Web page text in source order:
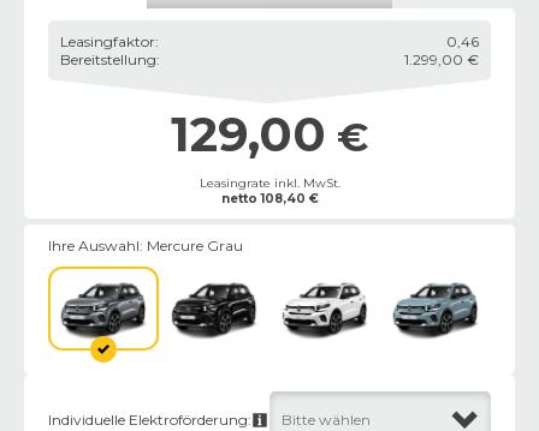
Leasingfaktor:
0,46
Bereitstellung: 1.299,00 €
129,00 €
Leasingrate inkl. MwSt.
netto108,40 €
Ihre Auswahl: Mercure Grau
Individuelle Elektroförderung: Bitte wählen